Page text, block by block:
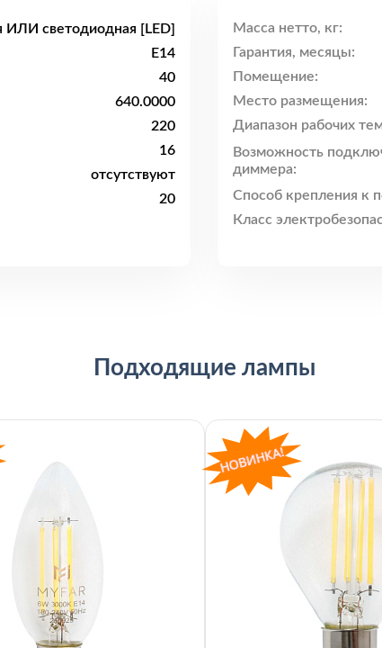
ИЛИ светодиодная [LED]
E14
40
640.0000
220
16
отсутствуют
20
Масса нетто, кг:
Гарантия, месяцы:
Помещение:
Место размещения:
Диапазон рабочих
Возможность
диммера:
Способ крепления к
Класс
Подходящие лампы